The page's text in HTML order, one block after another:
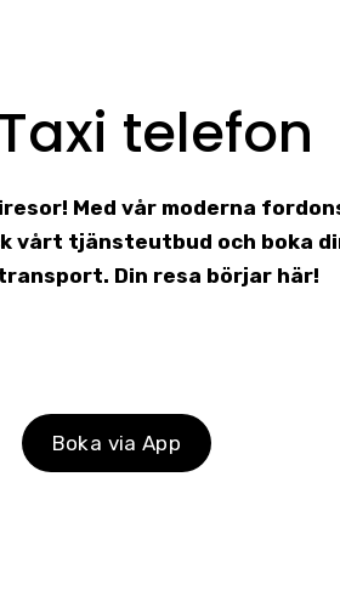
telefon
Med vår moderna
tjänsteutbud och boka
Din resa börjar här!
Boka via App